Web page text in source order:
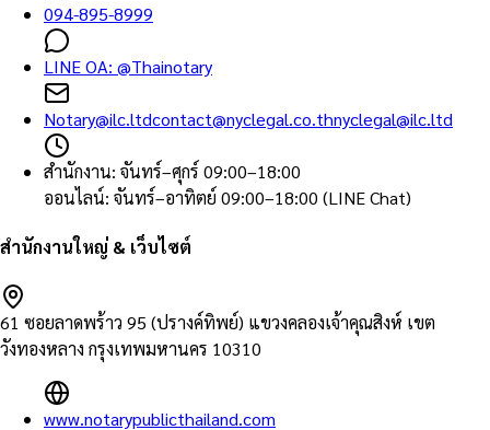
094-895-8999
LINE OA: @Thainotary
Notary@ilc.ltdcontact@nyclegal.co.thnyclegal@ilc.ltd
สำนักงาน: จันทร์–ศุกร์ 09:00–18:00
ออนไลน์: จันทร์–อาทิตย์ 09:00–18:00 (LINE Chat)
สำนักงานใหญ่ & เว็บไซต์
61 ซอยลาดพร้าว 95 (ปรางค์ทิพย์) แขวงคลองเจ้าคุณสิงห์ เขต
วังทองหลาง กรุงเทพมหานคร 10310
www.notarypublicthailand.com